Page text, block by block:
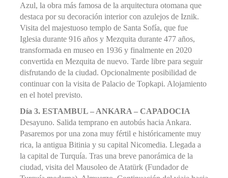
Azul, la obra más famosa de la arquitectura otomana que
destaca por su decoración interior con azulejos de Iznik.
Visita del majestuoso templo de Santa Sofía, que fue
Iglesia durante 916 años y Mezquita durante 477 años,
transformada en museo en 1936 y finalmente en 2020
convertida en Mezquita de nuevo. Tarde libre para seguir
disfrutando de la ciudad. Opcionalmente posibilidad de
continuar con la visita de Palacio de Topkapi. Alojamiento
en el hotel previsto.
Día 3. ESTAMBUL – ANKARA – CAPADOCIA
Desayuno. Salida temprano en autobús hacia Ankara.
Pasaremos por una zona muy fértil e históricamente muy
rica, la antigua Bitinia y su capital Nicomedia. Llegada a
la capital de Turquía. Tras una breve panorámica de la
ciudad, visita del Mausoleo de Atatürk (Fundador de